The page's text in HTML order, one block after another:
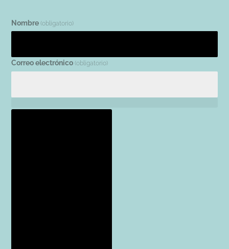
Nombre (obligatorio)
Correo electrónico (obligatorio)